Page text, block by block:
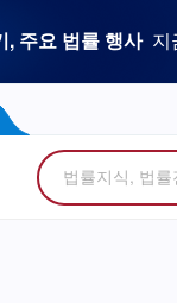
우리
콘텐츠 팩토리에서
, 주요 법률 행사 지
리걸독스
문의 법률 소비자